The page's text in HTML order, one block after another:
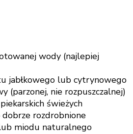
wody (najlepiej
jabłkowego lub cytrynowego
(parzonej, nie rozpuszczalnej)
świeżych
dobrze rozdrobnione
miodu naturalnego